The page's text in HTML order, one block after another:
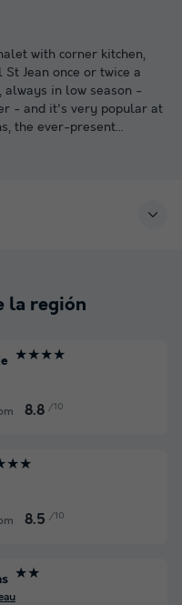
with corner kitchen,
Jean once or twice a
in low season -
- and it's very popular at
the ever-present...
la región
★★★★
8.8 /10
8.5 /10
★★